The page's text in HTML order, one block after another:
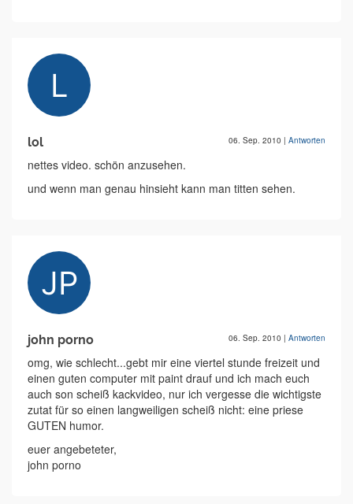
lol 06. Sep. 2010 | Antworten
nettes video. schön anzusehen.
und wenn man genau hinsieht kann man titten sehen.
john porno 06. Sep. 2010 | Antworten
omg, wie schlecht...gebt mir eine viertel stunde freizeit und
einen guten computer mit paint drauf und ich mach euch
auch son scheiß kackvideo, nur ich vergesse die wichtigste
zutat für so einen langweiligen scheiß nicht: eine priese
GUTEN humor.
euer angebeteter,
john porno